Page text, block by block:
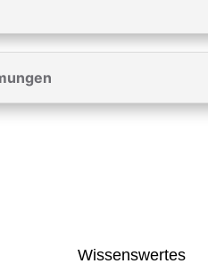
Wissenswertes